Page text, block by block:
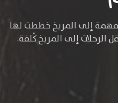
مهمة إلى المريخ خططت لها
الرحلات إلى المريخ كُلفة.